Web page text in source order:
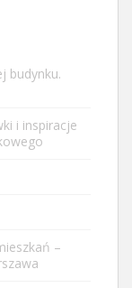
budynku.
i inspiracje
–